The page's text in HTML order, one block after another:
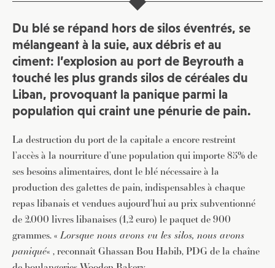
Du blé se répand hors de silos éventrés, se
mélangeant à la suie, aux débris et au
ciment: l’explosion au port de Beyrouth a
touché les plus grands silos de céréales du
Liban, provoquant la panique parmi la
population qui craint une pénurie de pain.
La destruction du port de la capitale a encore restreint
l’accès à la nourriture d’une population qui importe 85% de
ses besoins alimentaires, dont le blé nécessaire à la
production des galettes de pain, indispensables à chaque
repas libanais et vendues aujourd’hui au prix subventionné
de 2.000 livres libanaises (1,2 euro) le paquet de 900
grammes. «Lorsque nous avons vu les silos, nous avons
paniqué« , reconnaît Ghassan Bou Habib, PDG de la chaîne